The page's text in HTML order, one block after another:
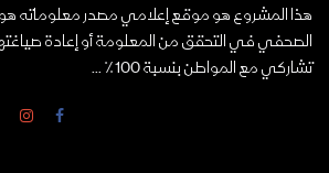
هذا المشروع هو موقع إعلامي مصدر معلوماته
الصحفي في التحقق من المعلومة أو إعادة
تشاركي مع المواطن بنسبة 100٪ ...